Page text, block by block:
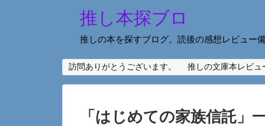
推し本探ブロ
推しの本を探すブログ。読後の感想レビュー
訪問ありがとうございます。 推しの文庫本レビュ
「 はじめての家族信託 」